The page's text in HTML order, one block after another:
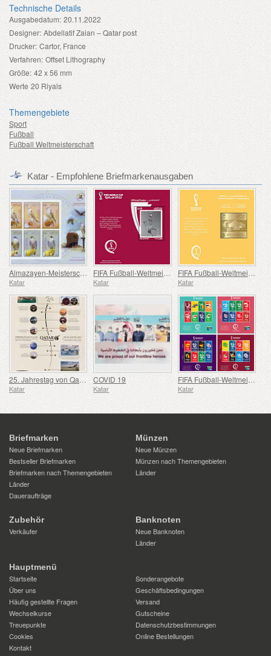
Technische Details
Ausgabedatum: 20.11.2022
Designer: Abdellatif Zaian – Qatar post
Drucker: Cartor, France
Verfahren: Offset Lithography
Größe: 42 x 56 mm
Werte 20 Riyals
Themengebiete
Sport
Fußball
Fußball Weltmeisterschaft
Katar - Empfohlene Briefmarkenausgaben
Almazayen-Meisterschaft 2020 - 2021
Katar
FIFA Fußball-Weltmeisterschaft – Katar 2022 – Offizielles Poster
Katar
FIFA Fußball-Weltmeisterschaft – Katar 2022 – Eröffnungsfeier
Katar
25. Jahrestag von Qatar Airways
Katar
COVID 19
Katar
FIFA Fußball-Weltmeisterschaft Katar 2022 – Offizielle Gruppen
Katar
Briefmarken
Neue Briefmarken
Bestseller Briefmarken
Briefmarken nach Themengebieten
Länder
Daueraufträge
Münzen
Neue Münzen
Münzen nach Themengebieten
Länder
Zubehör
Verkäufer
Banknoten
Neue Banknoten
Länder
Hauptmenü
Startseite
Sonderangebote
Über uns
Geschäftsbedingungen
Häufig gestellte Fragen
Versand
Wechselkurse
Gutscheine
Treuepunkte
Datenschutzbestimmungen
Cookies
Online Bestellungen
Kontakt